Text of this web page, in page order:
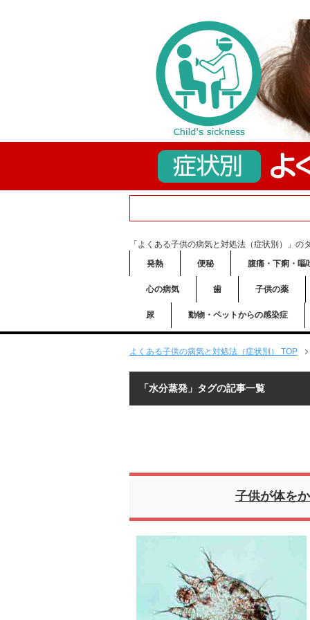
「よくある子供の病気と対処法（症状別）」
発熱
便秘 腹痛・下痢・嘔
心の病気 歯 子供の薬
尿 動物・ペットからの感染症
よくある子供の病気と対処法（症状別） TOP
「水分蒸発」タグの記事一覧
子供が体を